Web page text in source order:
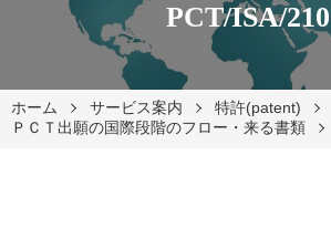
PCT/ISA/210
ホーム サービス案内
特許(patent)
ＰＣＴ出願の国際段階のフロー・来る書類